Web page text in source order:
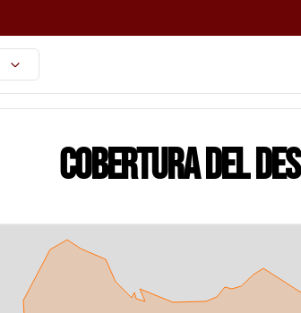
Cobertura del